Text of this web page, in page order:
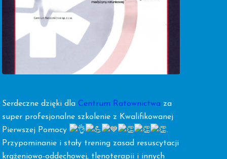
Serdeczne dzięki dlaCentrum Ratownictwa za
super profesjonalne szkolenie z Kwalifikowanej
Pierwszej Pomocy
.
Przypominanie i stały trening zasad resuscytacji
krążeniowo-oddechowej, tlenoterapii i innych